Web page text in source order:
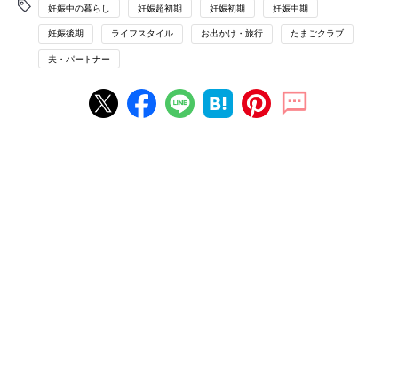
妊娠中の暮らし 妊娠超初期 妊娠初期 妊娠中期
妊娠後期 ライフスタイル お出かけ・旅行 たまごクラブ
夫・パートナー